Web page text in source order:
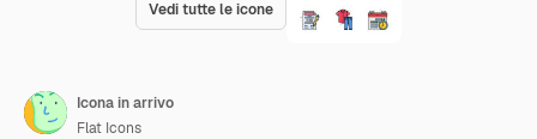
Vedi tutte le icone
Icona in arrivo
Flat Icons